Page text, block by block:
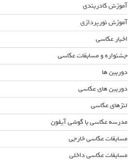
آموزش کادربندی
آموزش نورپردازی
اخبار عکاسی
جشنواره و مسابقات عکاسی
دوربین ها
دوربین های عکاسی
لنزهای عکاسی
مدرسه عکاسی با گوشی آیفون
مسابقات عکاسی خارجی
مسابقات عکاسی داخلی